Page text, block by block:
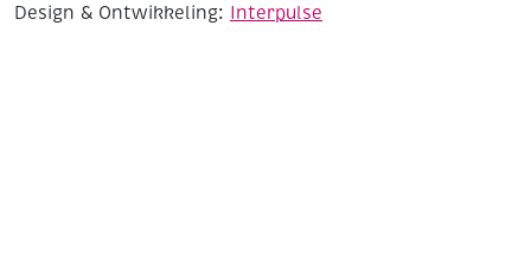
Design & Ontwikkeling: Interpulse